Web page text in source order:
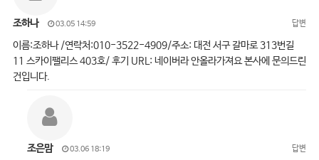
조하나 03.05 14:59 답변
이름:조하나 /연락처:010-3522-4909/주소: 대전 서구 갈마로 313번길
11 스카이팰리스 403호/ 후기 URL: 네이버라 안올라가져요 본사에 문의드린
건입니다.
조은맘 03.06 18:19 답변